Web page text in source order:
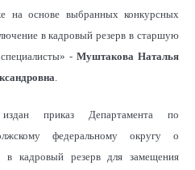
на основе выбранных конкурсных
в кадровый резерв в старшую
- Муштакова Наталья
приказ Департамента по
федеральному округу о
в кадровый резерв для замещения